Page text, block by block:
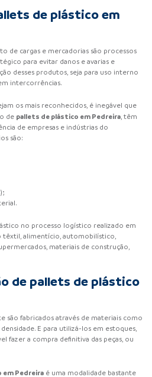
de plástico em
de cargas e mercadorias são processos
para evitar danos e avarias e
desses produtos, seja para uso interno
intercorrências.
os mais reconhecidos, é inegável que
de pallets de plástico em Pedreira, têm
de empresas e indústrias do
são:
no processo logístico realizado em
têxtil, alimentício, automobilístico,
materiais de construção,
de pallets de plástico
são fabricados através de materiais como
E para utilizá-los em estoques,
fazer a compra definitiva das peças, ou
em Pedreira é uma modalidade bastante